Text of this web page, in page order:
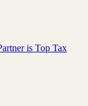
is Top Tax